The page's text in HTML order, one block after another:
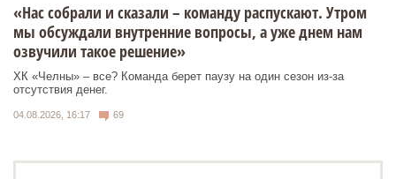
«Нас собрали и сказали – команду распускают. Утром
мы обсуждали внутренние вопросы, а уже днем нам
озвучили такое решение»
ХК «Челны» – все? Команда берет паузу на один сезон из-за
отсутствия денег.
04.08.2026, 16:17 69